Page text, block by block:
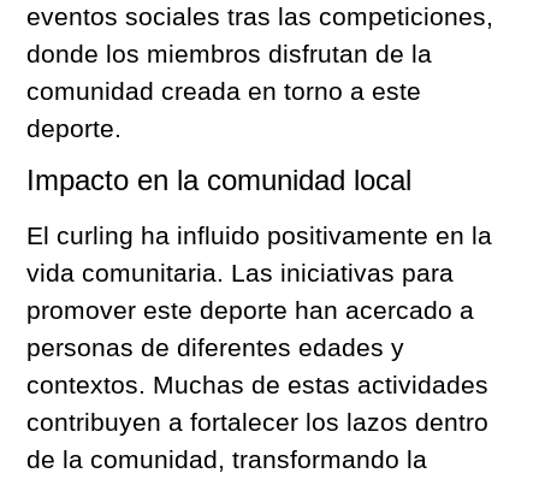
eventos sociales tras las competiciones,
donde los miembros disfrutan de la
comunidad creada en torno a este
deporte.
Impacto en la comunidad local
El curling ha influido positivamente en la
vida comunitaria. Las iniciativas para
promover este deporte han acercado a
personas de diferentes edades y
contextos. Muchas de estas actividades
contribuyen a fortalecer los lazos dentro
de la comunidad, transformando la